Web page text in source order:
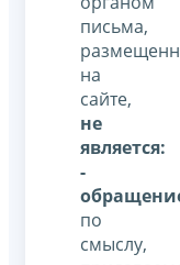
письма,
на
сайте,
не
является:
-
по
смыслу,